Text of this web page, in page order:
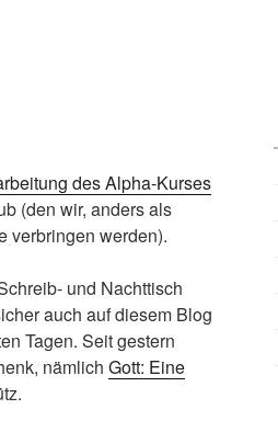
des Alpha-Kurses
(den wir, anders als
verbringen werden).
und Nachttisch
auch auf diesem Blog
Tagen. Seit gestern
nämlich Gott: Eine